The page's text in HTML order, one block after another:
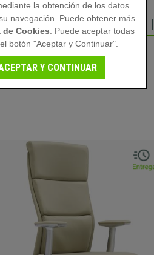
EN PIEL
Precio
la obtención de los datos
navegación. Puede obtener más
de Cookies . Puede aceptar todas
botón "Aceptar y Continuar".
Y CONTINUAR